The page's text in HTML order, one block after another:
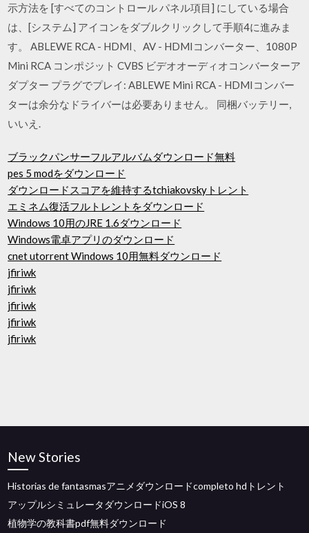
示方法を [すべてのコントロール パネル項目] にしている場合
は、[システム] アイコンをダブルクリックして手順4に進みま
す。 ABLEWE RCA - HDMI、AV - HDMIコンバーター、1080P
Mini RCA コンポジット CVBS ビデオオーディオコンバーターア
ダプター プラグでプレイ: ABLEWE Mini RCA - HDMIコンバー
ターは余分なドライバーは必要ありません。 同梱バッテリー,
いいえ.
ブラックパンサーフルアルバムダウンロード無料
pes 5 modをダウンロード
ダウンロードスコアを維持するtchiakovskyトレント
エミネム復活フルトレントをダウンロード
Windows 10用のJRE 1.6ダウンロード
Windows電卓アプリのダウンロード
cnet utorrent Windows 10用無料ダウンロード
jfiriwk
jfiriwk
jfiriwk
jfiriwk
jfiriwk
New Stories
Historias de fantasmasアニメダウンロードcompleto hdトレント
アップルシミュレータダウンロードiOS 8
植物学の教科書pdf無料ダウンロード